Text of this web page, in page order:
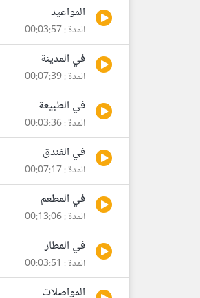
المواعيد
المدة : 00:03:57
في المدينة
المدة : 00:07:39
في الطبيعة
المدة : 00:03:36
في الفندق
المدة : 00:07:17
في المطعم
المدة : 00:13:06
في المطار
المدة : 00:03:51
المواصلات